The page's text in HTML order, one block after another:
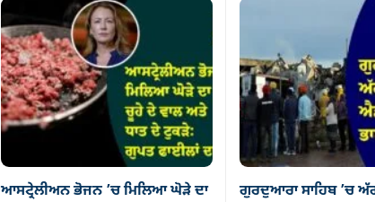
ਆਸਟ੍ਰੇਲੀਅਨ ਭੋਜਨ ’ਚ ਮਿਲਿਆ ਘੋੜੇ ਦਾ
ਗੁਰਦੁਆਰਾ ਸਾਹਿਬ ’ਚ